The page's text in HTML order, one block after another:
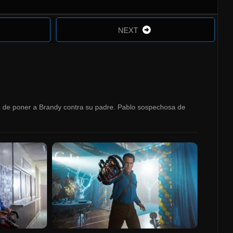
NEXT
poner a Brandy contra su padre. Pablo sospechosa de